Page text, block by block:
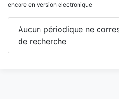
encore en version électronique
Aucun périodique ne
de recherche